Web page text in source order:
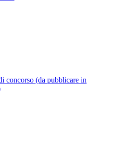
concorso (da pubblicare in